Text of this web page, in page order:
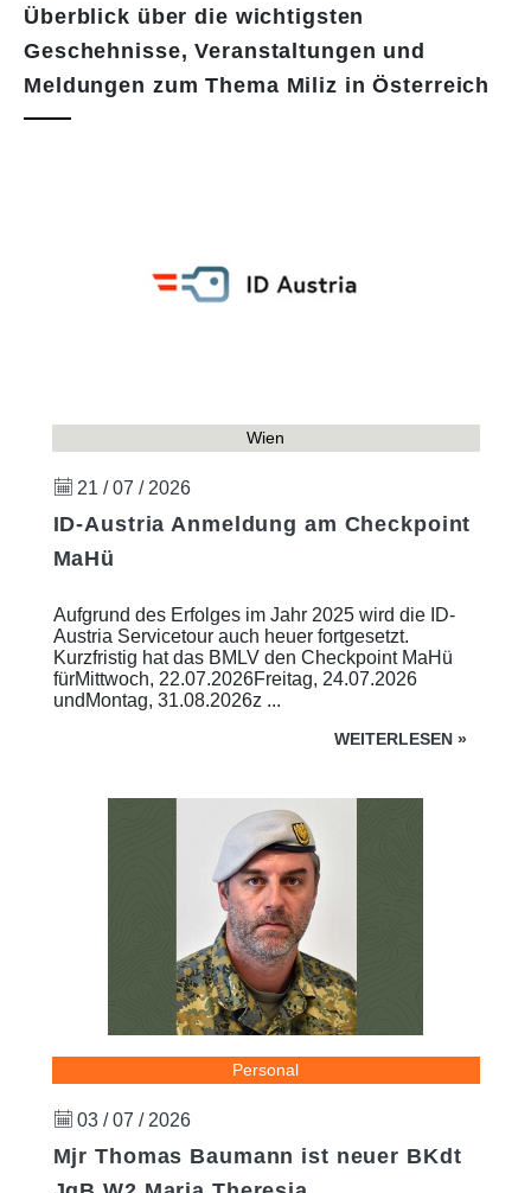
Überblick über die wichtigsten
Geschehnisse, Veranstaltungen und
Meldungen zum Thema Miliz in Österreich
Wien
21 / 07 / 2026
ID-Austria Anmeldung am Checkpoint
MaHü
Aufgrund des Erfolges im Jahr 2025 wird die ID-
Austria Servicetour auch heuer fortgesetzt.
Kurzfristig hat das BMLV den Checkpoint MaHü
fürMittwoch, 22.07.2026Freitag, 24.07.2026
undMontag, 31.08.2026z ...
WEITERLESEN »
Personal
03 / 07 / 2026
Mjr Thomas Baumann ist neuer BKdt